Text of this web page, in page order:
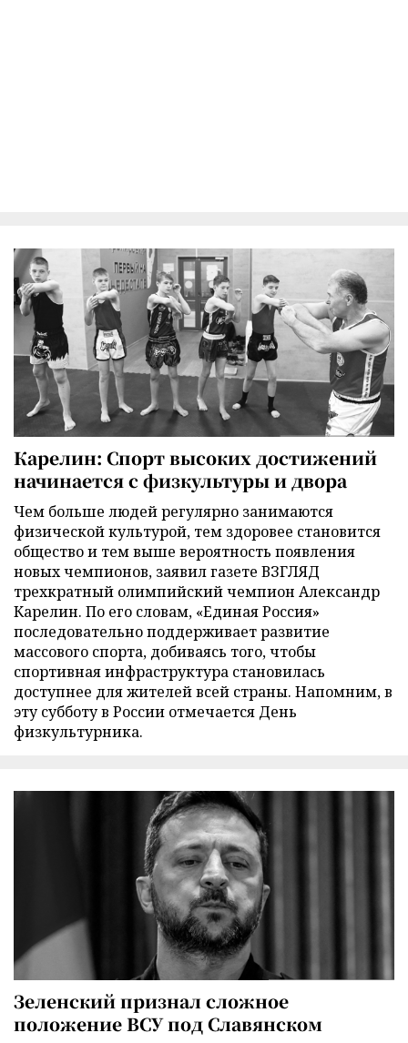
Карелин: Спорт высоких достижений
начинается с физкультуры и двора
Чем больше людей регулярно занимаются
физической культурой, тем здоровее становится
общество и тем выше вероятность появления
новых чемпионов, заявил газете ВЗГЛЯД
трехкратный олимпийский чемпион Александр
Карелин. По его словам, «Единая Россия»
последовательно поддерживает развитие
массового спорта, добиваясь того, чтобы
спортивная инфраструктура становилась
доступнее для жителей всей страны. Напомним, в
эту субботу в России отмечается День
физкультурника.
Зеленский признал сложное
положение ВСУ под Славянском